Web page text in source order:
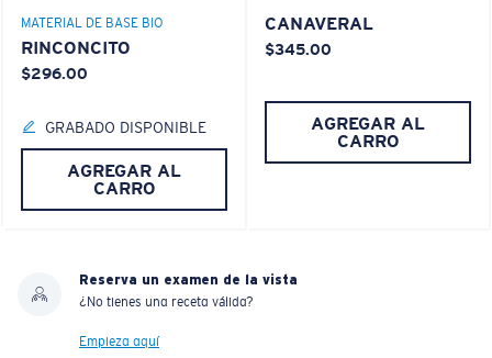
MATERIAL DE BASE BIO
RINCONCITO
$296.00
GRABADO DISPONIBLE
AGREGAR AL
CARRO
CANAVERAL
$345.00
AGREGAR AL
CARRO
Reserva un examen de la vista
¿No tienes una receta válida?
Empieza aquí